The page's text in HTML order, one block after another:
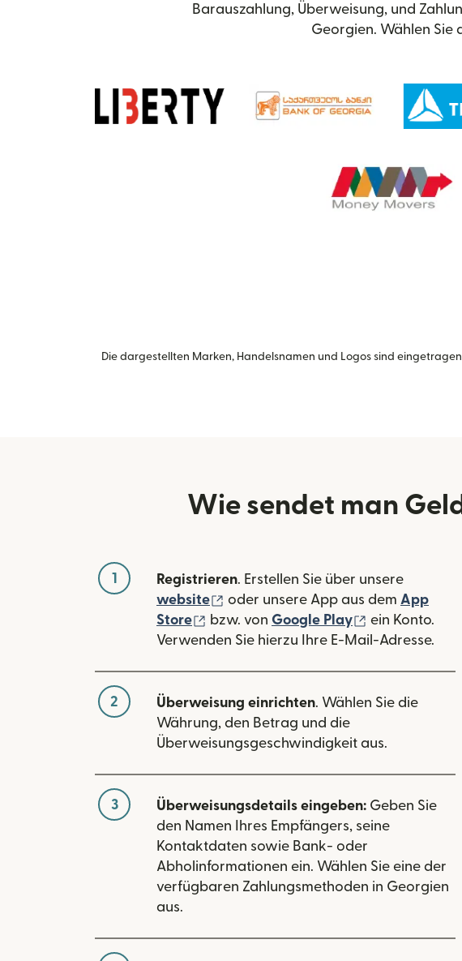
Barauszahlung, Überweisung, und
Georgien. Wählen Sie
Die dargestellten Marken, Handelsnamen und Logos sind
Wie sendet man
1 Registrieren. Erstellen Sie über unsere
website
(wird in einem neuen Fenster
oder unsere App aus dem App
Store
(wird in einem neuen Fenster geöffnet)
bzw. von Google Play (wird in
ein Konto.
Verwenden Sie hierzu Ihre E-Mail-Adresse.
2 Überweisung einrichten. Wählen Sie die
Währung, den Betrag und die
Überweisungsgeschwindigkeit aus.
3 Überweisungsdetails eingeben: Geben Sie
den Namen Ihres Empfängers, seine
Kontaktdaten sowie Bank- oder
Abholinformationen ein. Wählen Sie eine der
verfügbaren Zahlungsmethoden in Georgien
aus.